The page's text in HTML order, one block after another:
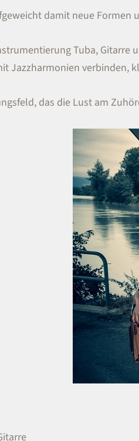
damit neue
Tuba,
Jazzharmonien verbinden,
das die Lust am